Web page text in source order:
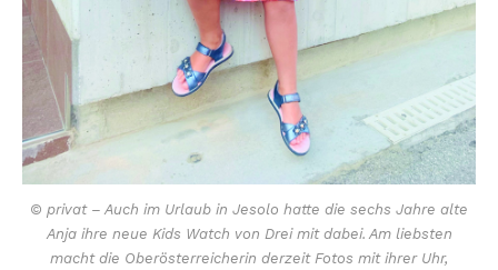
© privat – Auch im Urlaub in Jesolo hatte die sechs Jahre alte
Anja ihre neue Kids Watch von Drei mit dabei. Am liebsten
macht die Oberösterreicherin derzeit Fotos mit ihrer Uhr,